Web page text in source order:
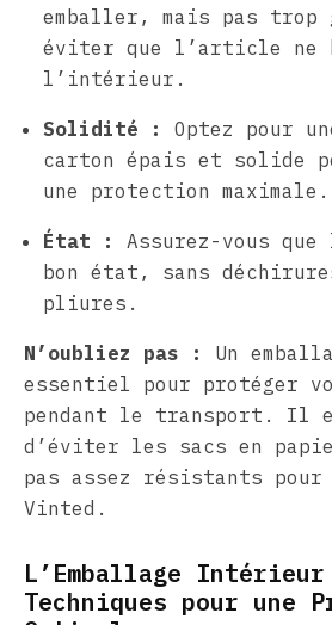
emballer, mais pas trop
éviter que l’article ne
l’intérieur.
Solidité :
Optez pour
carton épais et solide
une protection maximale.
État :
Assurez-vous
bon état, sans
pliures.
N’oubliez pas :
Un
essentiel pour protéger
pendant le transport. Il
d’éviter les sacs en
pas assez résistants
Vinted.
L’Emballage
Techniques pour une